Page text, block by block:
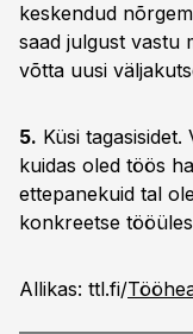
keskendud
saad julgust vastu
võtta uusi
5. Küsi
kuidas oled töös
ettepanekuid tal
konkreetse
Allikas: ttl.fi/